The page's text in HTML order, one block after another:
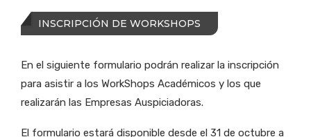
INSCRIPCIÓN DE WORKSHOPS
En el siguiente formulario podrán realizar la inscripción
para asistir a los WorkShops Académicos y los que
realizarán las Empresas Auspiciadoras.
El formulario estará disponible desde el 31 de octubre a